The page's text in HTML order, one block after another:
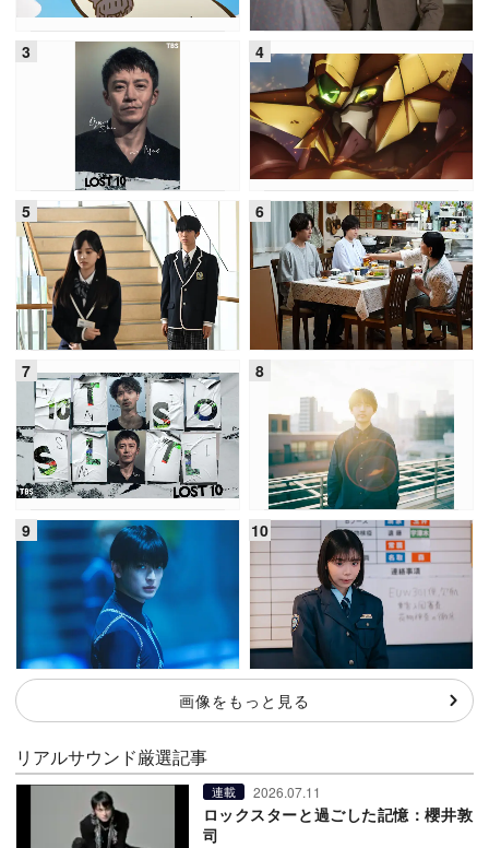
画像をもっと見る
リアルサウンド厳選記事
連載 2026.07.11
ロックスターと過ごした記憶：櫻井敦
司